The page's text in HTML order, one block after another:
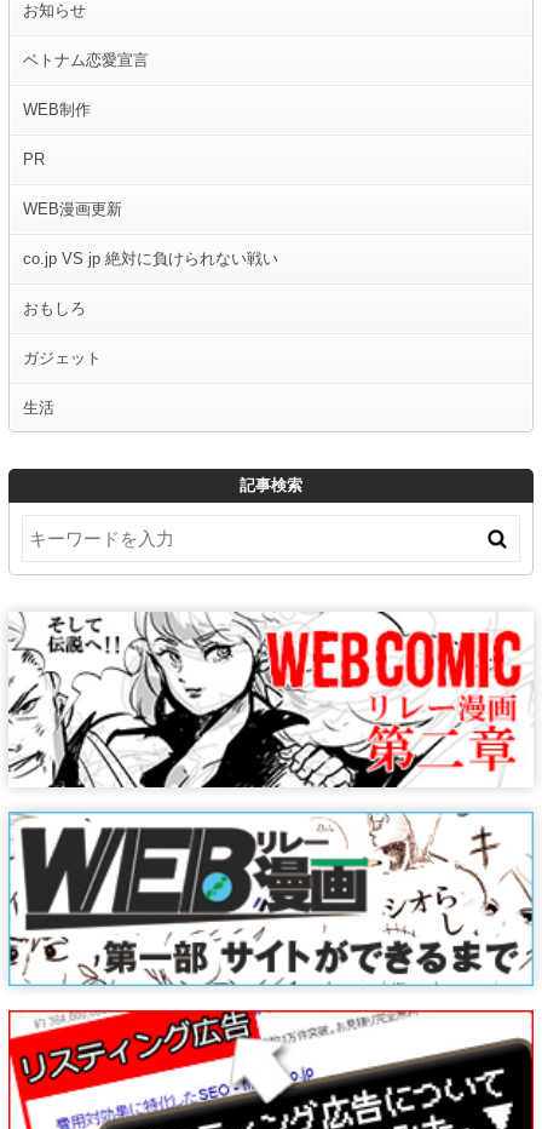
お知らせ
ベトナム恋愛宣言
WEB制作
PR
WEB漫画更新
co.jp VS jp 絶対に負けられない戦い
おもしろ
ガジェット
生活
記事検索